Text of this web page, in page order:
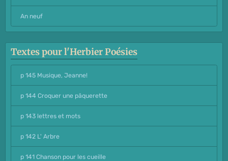
An neuf
Textes pour l'Herbier Poésies
p 145 Musique, Jeanne!
p 144 Croquer une pâquerette
p 143 lettres et mots
p 142 L' Arbre
p 141 Chanson pour les cueille